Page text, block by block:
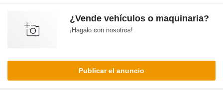
¿Vende vehículos o maquinaria?
¡Hagalo con nosotros!
Publicar el anuncio